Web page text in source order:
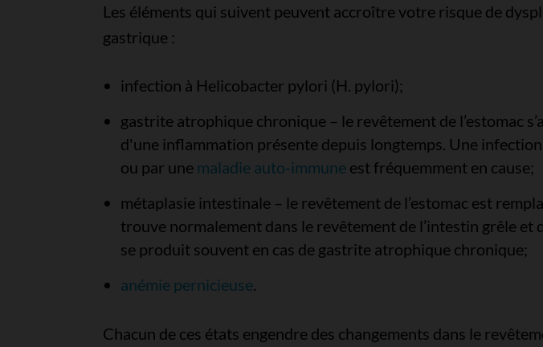
Les éléments qui suivent peuvent accroître votre risque de
gastrique :
infection à Helicobacter pylori (H. pylori);
gastrite atrophique chronique – le revêtement de l’estomac
d'une inflammation présente depuis longtemps. Une
ou par une maladie auto-immuneest fréquemment en cause;
métaplasie intestinale – le revêtement de l’estomac est
trouve normalement dans le revêtement de l’intestin grêle et
se produit souvent en cas de gastrite atrophique chronique;
anémie pernicieuse.
Chacun de ces états engendre des changements dans le